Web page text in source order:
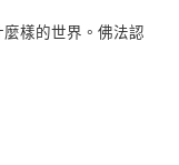
樣的世界。佛法認